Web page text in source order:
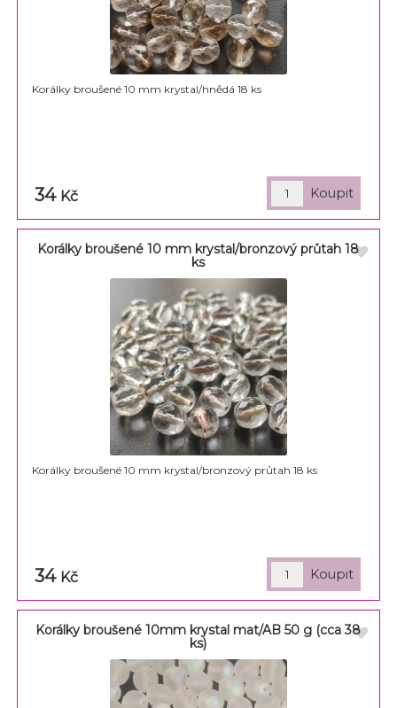
Korálky broušené 10 mm krystal/hnědá 18 ks
34 Kč
Korálky broušené 10 mm krystal/bronzový průtah 18
ks
Korálky broušené 10 mm krystal/bronzový průtah 18 ks
34 Kč
Korálky broušené 10mm krystal mat/AB 50 g (cca 38
ks)